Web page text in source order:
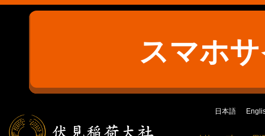
スマホ
日本語